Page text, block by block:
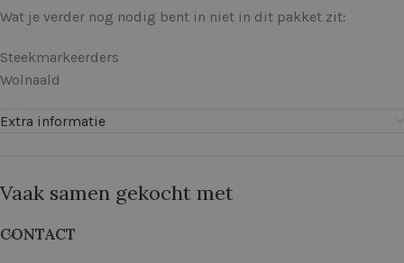
Wat je verder nog nodig bent in niet in dit pakket zit:
Steekmarkeerders
Wolnaald
Extra informatie
Vaak samen gekocht met
CONTACT